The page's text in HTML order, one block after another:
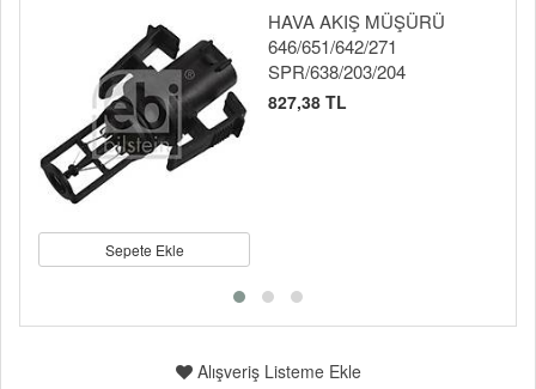
Sepete Ekle
HAVA AKIŞ MÜŞÜRÜ
646/651/642/271
SPR/638/203/204
827,38 TL
Alışveriş Listeme Ekle